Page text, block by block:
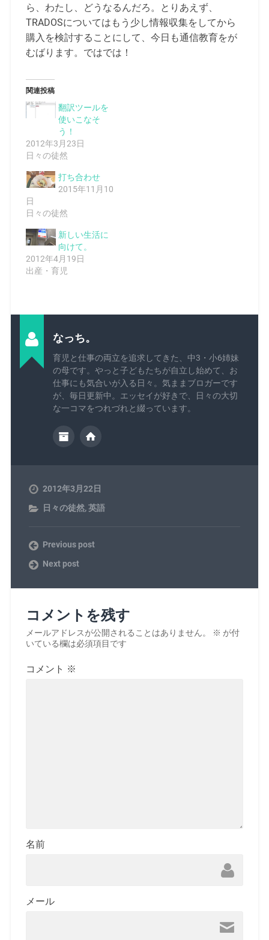
ら、わたし、どうなるんだろ。とりあえず、
TRADOSについてはもう少し情報収集をしてから
購入を検討することにして、今日も通信教育をが
むばります。ではでは！
関連投稿
翻訳ツールを
使いこなそ
う！
2012年3月23日
日々の徒然
打ち合わせ
2015年11月10
日
日々の徒然
新しい生活に
向けて。
2012年4月19日
出産・育児
なっち。
育児と仕事の両立を追求してきた、中3・小6姉妹
の母です。やっと子どもたちが自立し始めて、お
仕事にも気合いが入る日々。気ままブロガーです
が、毎日更新中。エッセイが好きで、日々の大切
な一コマをつれづれと綴っています。
2012年3月22日
日々の徒然,英語
Previous post
Next post
コメントを残す
メールアドレスが公開されることはありません。 ※ が付
いている欄は必須項目です
コメント ※
名前
メール